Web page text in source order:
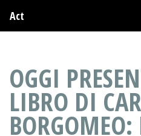
Act
OGGI
LIBRO DI